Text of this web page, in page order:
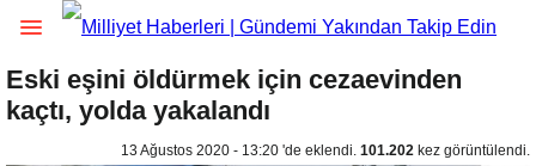
Eski eşini öldürmek için cezaevinden
kaçtı, yolda yakalandı
13 Ağustos 2020 - 13:20 'de eklendi. 101.202 kez görüntülendi.